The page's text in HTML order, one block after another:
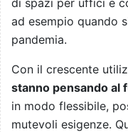
ad esempio quando
pandemia.
Con il crescente
stanno pensando al
in modo flessibile,
mutevoli esigenze.